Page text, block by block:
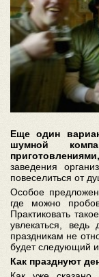
Еще один
шумной
заведения
повеселиться от
Особое
где можно
Практиковать
увлекаться, ведь
праздникам не
будет следующий и
Как празднуют